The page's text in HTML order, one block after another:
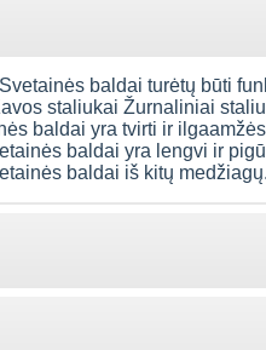
baldai turėtų būti
staliukai Žurnaliniai
baldai yra tvirti ir
baldai yra lengvi ir
baldai iš kitų medžiagų.